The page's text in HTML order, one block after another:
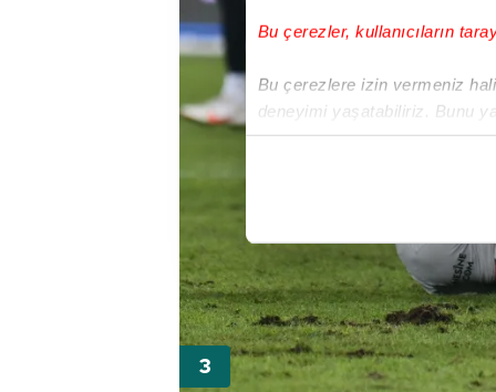
Bu çerezler, kullanıcıların
Bu çerezlere izin vermeniz
deneyimi yaşatabiliriz. Bunu
içerikleri sunabilmek adına
Sizlere daha iyi bir hizmet
çerezler vasıtasıyla çeşitli
amacıyla kullanılmaktadır.
reklam/pazarlama